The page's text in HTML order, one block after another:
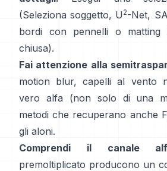
(Seleziona soggetto, U 2-Net,
bordi con pennelli o matting
chiusa).
Fai attenzione alla
motion blur, capelli al vento
vero alfa (non solo di una
metodi che recuperano anche
gli aloni.
Comprendi il canale
premoltiplicato producono un